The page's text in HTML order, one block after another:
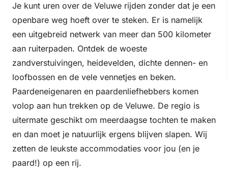
Je kunt uren over de Veluwe rijden zonder dat je een
openbare weg hoeft over te steken. Er is namelijk
een uitgebreid netwerk van meer dan 500 kilometer
aan ruiterpaden. Ontdek de woeste
zandverstuivingen, heidevelden, dichte dennen- en
loofbossen en de vele vennetjes en beken.
Paardeneigenaren en paardenliefhebbers komen
volop aan hun trekken op de Veluwe. De regio is
uitermate geschikt om meerdaagse tochten te maken
en dan moet je natuurlijk ergens blijven slapen. Wij
zetten de leukste accommodaties voor jou (en je
paard!) op een rij.